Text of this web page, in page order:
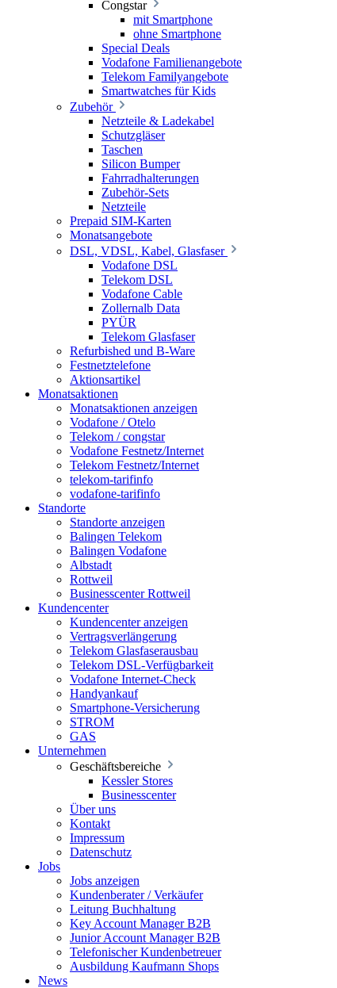
Congstar
mit Smartphone
ohne Smartphone
Special Deals
Vodafone Familienangebote
Telekom Familyangebote
Smartwatches für Kids
Zubehör
Netzteile & Ladekabel
Schutzgläser
Taschen
Silicon Bumper
Fahrradhalterungen
Zubehör-Sets
Netzteile
Prepaid SIM-Karten
Monatsangebote
DSL, VDSL, Kabel, Glasfaser
Vodafone DSL
Telekom DSL
Vodafone Cable
Zollernalb Data
PYÜR
Telekom Glasfaser
Refurbished und B-Ware
Festnetztelefone
Aktionsartikel
Monatsaktionen
Monatsaktionen anzeigen
Vodafone / Otelo
Telekom / congstar
Vodafone Festnetz/Internet
Telekom Festnetz/Internet
telekom-tarifinfo
vodafone-tarifinfo
Standorte
Standorte anzeigen
Balingen Telekom
Balingen Vodafone
Albstadt
Rottweil
Businesscenter Rottweil
Kundencenter
Kundencenter anzeigen
Vertragsverlängerung
Telekom Glasfaserausbau
Telekom DSL-Verfügbarkeit
Vodafone Internet-Check
Handyankauf
Smartphone-Versicherung
STROM
GAS
Unternehmen
Geschäftsbereiche
Kessler Stores
Businesscenter
Über uns
Kontakt
Impressum
Datenschutz
Jobs
Jobs anzeigen
Kundenberater / Verkäufer
Leitung Buchhaltung
Key Account Manager B2B
Junior Account Manager B2B
Telefonischer Kundenbetreuer
Ausbildung Kaufmann Shops
News